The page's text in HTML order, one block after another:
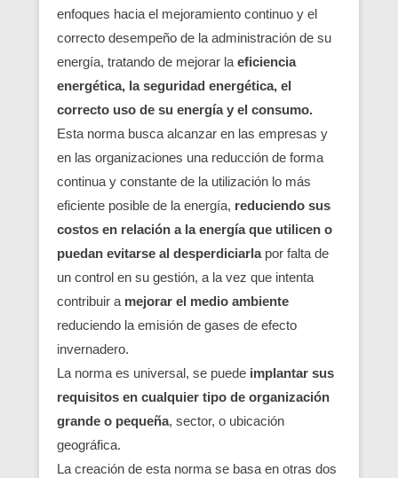
enfoques hacia el mejoramiento continuo y el
correcto desempeño de la administración de su
energía, tratando de mejorar la eficiencia
energética, la seguridad energética, el
correcto uso de su energía y el consumo.
Esta norma busca alcanzar en las empresas y
en las organizaciones una reducción de forma
continua y constante de la utilización lo más
eficiente posible de la energía, reduciendo sus
costos en relación a la energía que utilicen o
puedan evitarse al desperdiciarlapor falta de
un control en su gestión, a la vez que intenta
contribuir a mejorar el medio ambiente
reduciendo la emisión de gases de efecto
invernadero.
La norma es universal, se puede implantar sus
requisitos en cualquier tipo de organización
grande o pequeña, sector, o ubicación
geográfica.
La creación de esta norma se basa en otras dos